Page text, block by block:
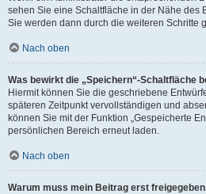
sehen Sie eine Schaltfläche in der Nähe des
Sie werden dann durch die weiteren Schritte
Nach oben
Was bewirkt die „Speichern“-Schaltfläche
Hiermit können Sie die geschriebene
späteren Zeitpunkt vervollständigen und
können Sie mit der Funktion „Gespeicherte
persönlichen Bereich erneut laden.
Nach oben
Warum muss mein Beitrag erst